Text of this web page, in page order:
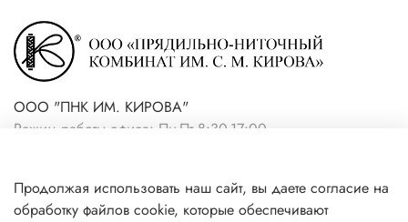
ООО "ПНК ИМ. КИРОВА"
Режим работы офиса: Пн-Пт 8:30-17:00
магазин)
Продолжая использовать наш сайт, вы даете согласие на
обработку файлов cookie, которые обеспечивают